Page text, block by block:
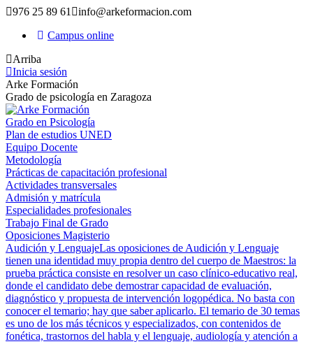
976 25 89 61
info@arkeformacion.com
Campus online
Arriba
Inicia sesión
Arke Formación
Grado de psicología en Zaragoza
Grado en Psicología
Plan de estudios UNED
Equipo Docente
Metodología
Prácticas de capacitación profesional
Actividades transversales
Admisión y matrícula
Especialidades profesionales
Trabajo Final de Grado
Oposiciones Magisterio
Audición y LenguajeLas oposiciones de Audición y Lenguaje
tienen una identidad muy propia dentro del cuerpo de Maestros: la
prueba práctica consiste en resolver un caso clínico-educativo real,
donde el candidato debe demostrar capacidad de evaluación,
diagnóstico y propuesta de intervención logopédica. No basta con
conocer el temario; hay que saber aplicarlo. El temario de 30 temas
es uno de los más técnicos y especializados, con contenidos de
fonética, trastornos del habla y el lenguaje, audiología y atención a